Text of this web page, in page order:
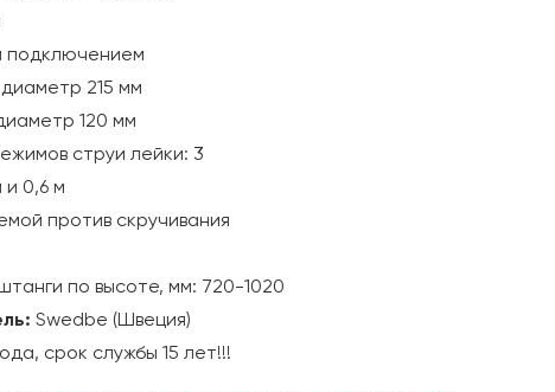
подключением
215 мм
120 мм
струи лейки: 3
и 0,6 м
против скручивания
по высоте, мм: 720-1020
Swedbe (Швеция)
срок службы 15 лет!!!